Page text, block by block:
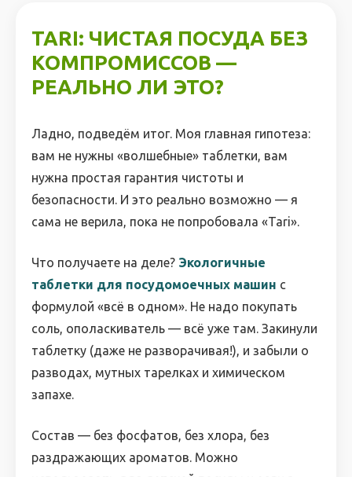
TARI: ЧИСТАЯ ПОСУДА БЕЗ
КОМПРОМИССОВ —
РЕАЛЬНО ЛИ ЭТО?
Ладно, подведём итог. Моя главная гипотеза:
вам не нужны «волшебные» таблетки, вам
нужна простая гарантия чистоты и
безопасности. И это реально возможно — я
сама не верила, пока не попробовала «Tari».
Что получаете на деле? Экологичные
таблетки для посудомоечных машин с
формулой «всё в одном». Не надо покупать
соль, ополаскиватель — всё уже там. Закинули
таблетку (даже не разворачивая!), и забыли о
разводах, мутных тарелках и химическом
запахе.
Состав — без фосфатов, без хлора, без
раздражающих ароматов. Можно